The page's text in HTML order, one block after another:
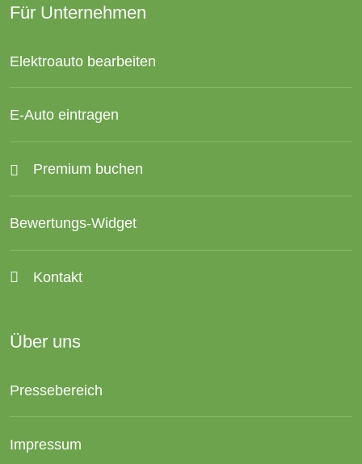
Für Unternehmen
Elektroauto bearbeiten
E-Auto eintragen
Premium buchen
Bewertungs-Widget
Kontakt
Über uns
Pressebereich
Impressum